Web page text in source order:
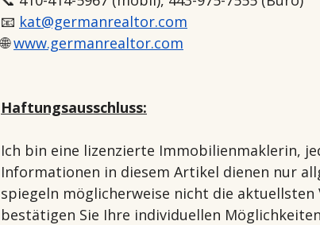
📧 kat@germanrealtor.com
🌐 www.germanrealtor.com
Haftungsausschluss:
Ich bin eine lizenzierte Immobilienmaklerin,
Informationen in diesem Artikel dienen nur
spiegeln möglicherweise nicht die
bestätigen Sie Ihre individuellen